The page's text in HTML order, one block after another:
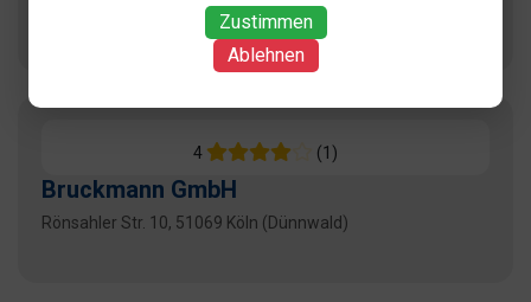
Zustimmen
Ablehnen
Geestemünder Str. 20, 50735 Köln (Niehl)
4 (1)
Bruckmann GmbH
Rönsahler Str. 10, 51069 Köln (Dünnwald)